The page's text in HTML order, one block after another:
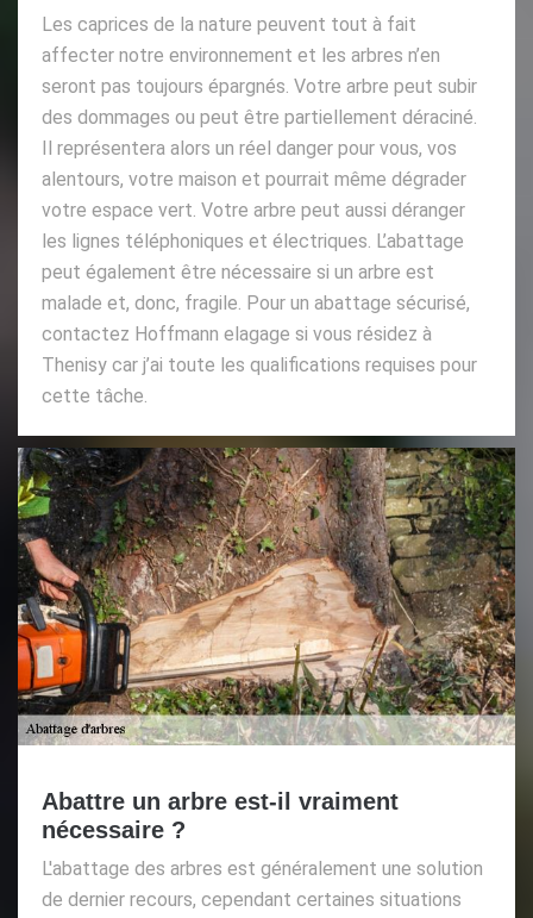
Les caprices de la nature peuvent tout à fait
affecter notre environnement et les arbres n’en
seront pas toujours épargnés. Votre arbre peut subir
des dommages ou peut être partiellement déraciné.
Il représentera alors un réel danger pour vous, vos
alentours, votre maison et pourrait même dégrader
votre espace vert. Votre arbre peut aussi déranger
les lignes téléphoniques et électriques. L’abattage
peut également être nécessaire si un arbre est
malade et, donc, fragile. Pour un abattage sécurisé,
contactez Hoffmann elagage si vous résidez à
Thenisy car j’ai toute les qualifications requises pour
cette tâche.
Abattre un arbre est-il vraiment
nécessaire ?
L'abattage des arbres est généralement une solution
de dernier recours, cependant certaines situations